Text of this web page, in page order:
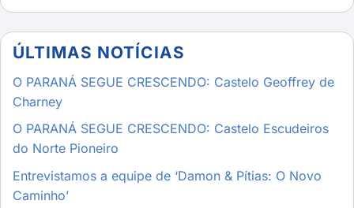
ÚLTIMAS NOTÍCIAS
O PARANÁ SEGUE CRESCENDO: Castelo Geoffrey de
Charney
O PARANÁ SEGUE CRESCENDO: Castelo Escudeiros
do Norte Pioneiro
Entrevistamos a equipe de ‘Damon & Pítias: O Novo
Caminho’